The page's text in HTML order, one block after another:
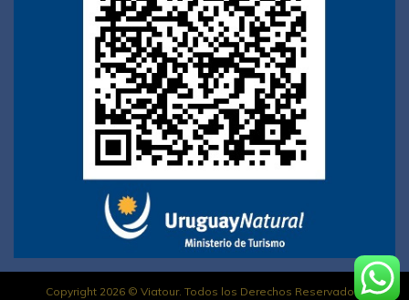
Copyright 2026 © Viatour. Todos los Derechos Reservados.